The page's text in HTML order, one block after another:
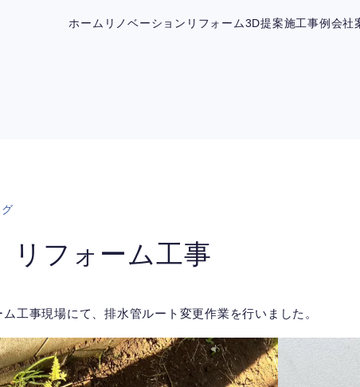
ホーム リノベーション リフォーム3D提案施工事例 会社
フォーム工事
工事現場にて、排水管ルート変更作業を行いました。